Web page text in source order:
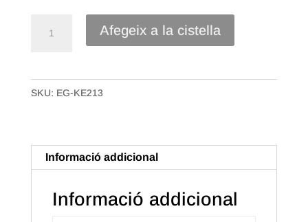
Adhesiva
"Zorionak"
(500u.)
Afegeix a la cistella
SKU: EG-KE213
Informació addicional
Informació addicional